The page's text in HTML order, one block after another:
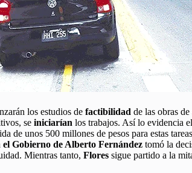
los estudios de factibilidad de las obras de
se iniciarían los trabajos. Así lo evidencia el
de unos 500 millones de pesos para estas
el Gobierno de Alberto Fernández tomó la
Mientras tanto, Flores sigue partido a la